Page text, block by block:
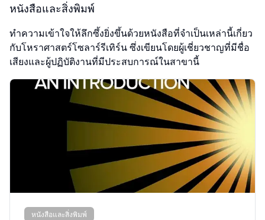
หนังสือและสิ่งพิมพ์
ทำความเข้าใจให้ลึกซึ้งยิ่งขึ้นด้วยหนังสือที่จำเป็นเหล่านี้เกี่ยว
กับโหราศาสตร์โซลาร์รีเทิร์น ซึ่งเขียนโดยผู้เชี่ยวชาญที่มีชื่อ
เสียงและผู้ปฏิบัติงานที่มีประสบการณ์ในสาขานี้
หนังสือและสิ่งพิมพ์